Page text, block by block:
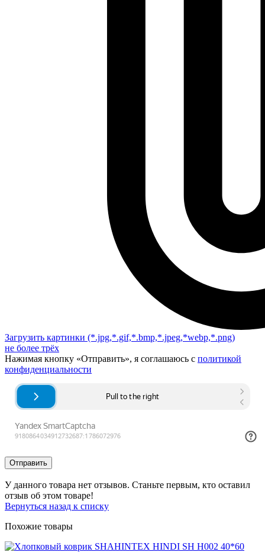
Загрузить картинки (*.jpg,*.gif,*.bmp,*.jpeg,*webp,*.png)
не более трёх
Нажимая кнопку «Отправить», я соглашаюсь с политикой
конфиденциальности
Отправить
У данного товара нет отзывов. Станьте первым, кто оставил
отзыв об этом товаре!
Вернуться назад к списку
Похожие товары